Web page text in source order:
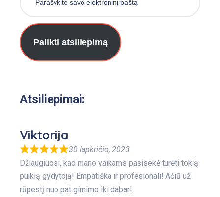
Palikti atsiliepimą
Atsiliepimai:
Viktorija
30 lapkričio, 2023
Džiaugiuosi, kad mano vaikams pasisekė turėti tokią
puikią gydytoją! Empatiška ir profesionali! Ačiū už
rūpestį nuo pat gimimo iki dabar!